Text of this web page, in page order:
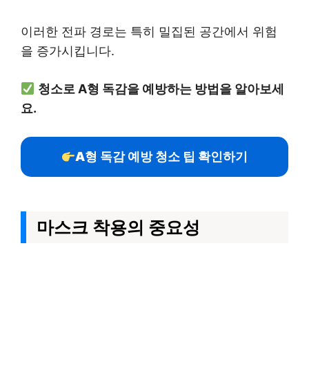
이러한 전파 경로는 특히 밀집된 공간에서 위험
을 증가시킵니다.
청소로 A형 독감을 예방하는 방법을 알아보세
요.
A형 독감 예방 청소 팁 확인하기
마스크 착용의 중요성